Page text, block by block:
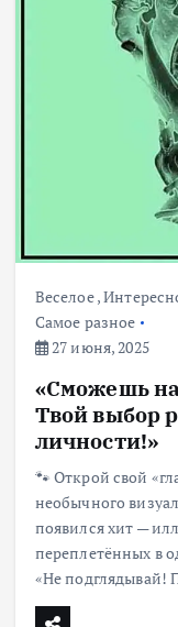
Веселое,
Самое разное
27 июня, 2025
«Сможешь
Твой выбор
личности!»
🐾 Открой свой
необычного
появился хит —
переплетённых в
«Не подглядывай!